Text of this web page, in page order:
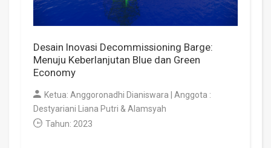
Desain Inovasi Decommissioning Barge:
Menuju Keberlanjutan Blue dan Green
Economy
Ketua: Anggoronadhi Dianiswara | Anggota :
Destyariani Liana Putri & Alamsyah
Tahun: 2023